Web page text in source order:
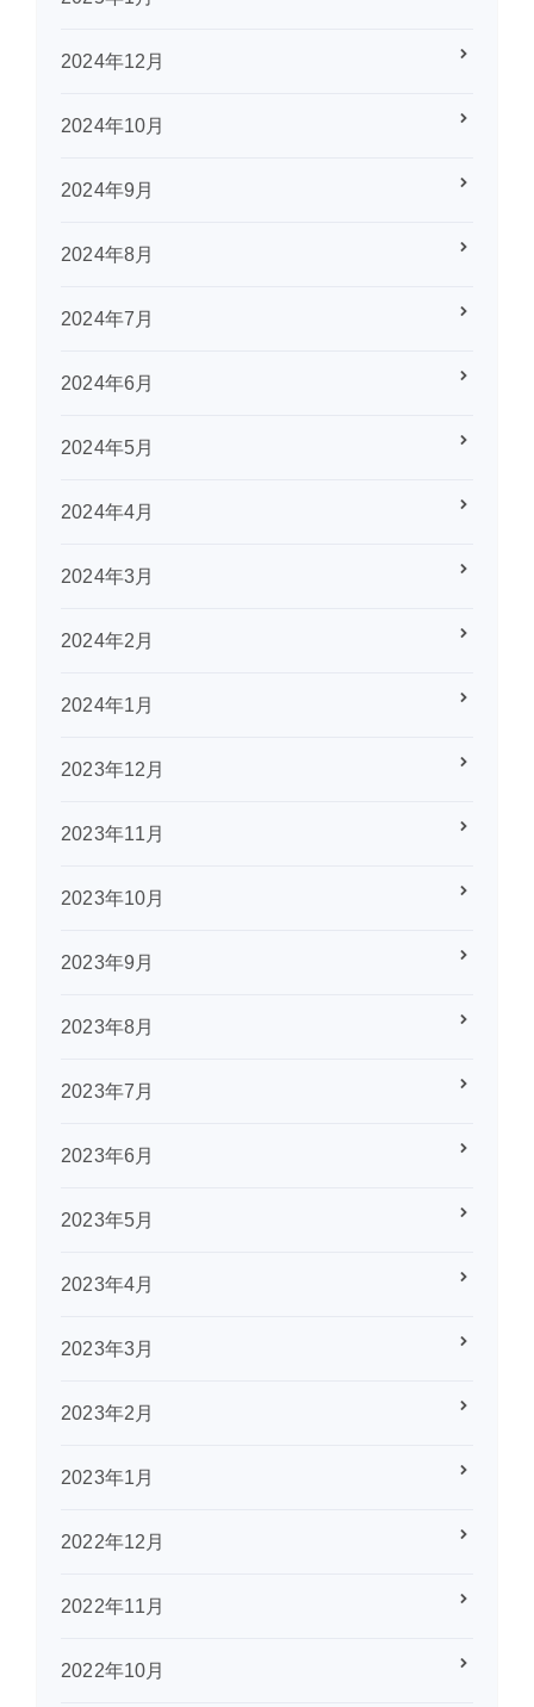
2024年12月
2024年10月
2024年9月
2024年8月
2024年7月
2024年6月
2024年5月
2024年4月
2024年3月
2024年2月
2024年1月
2023年12月
2023年11月
2023年10月
2023年9月
2023年8月
2023年7月
2023年6月
2023年5月
2023年4月
2023年3月
2023年2月
2023年1月
2022年12月
2022年11月
2022年10月